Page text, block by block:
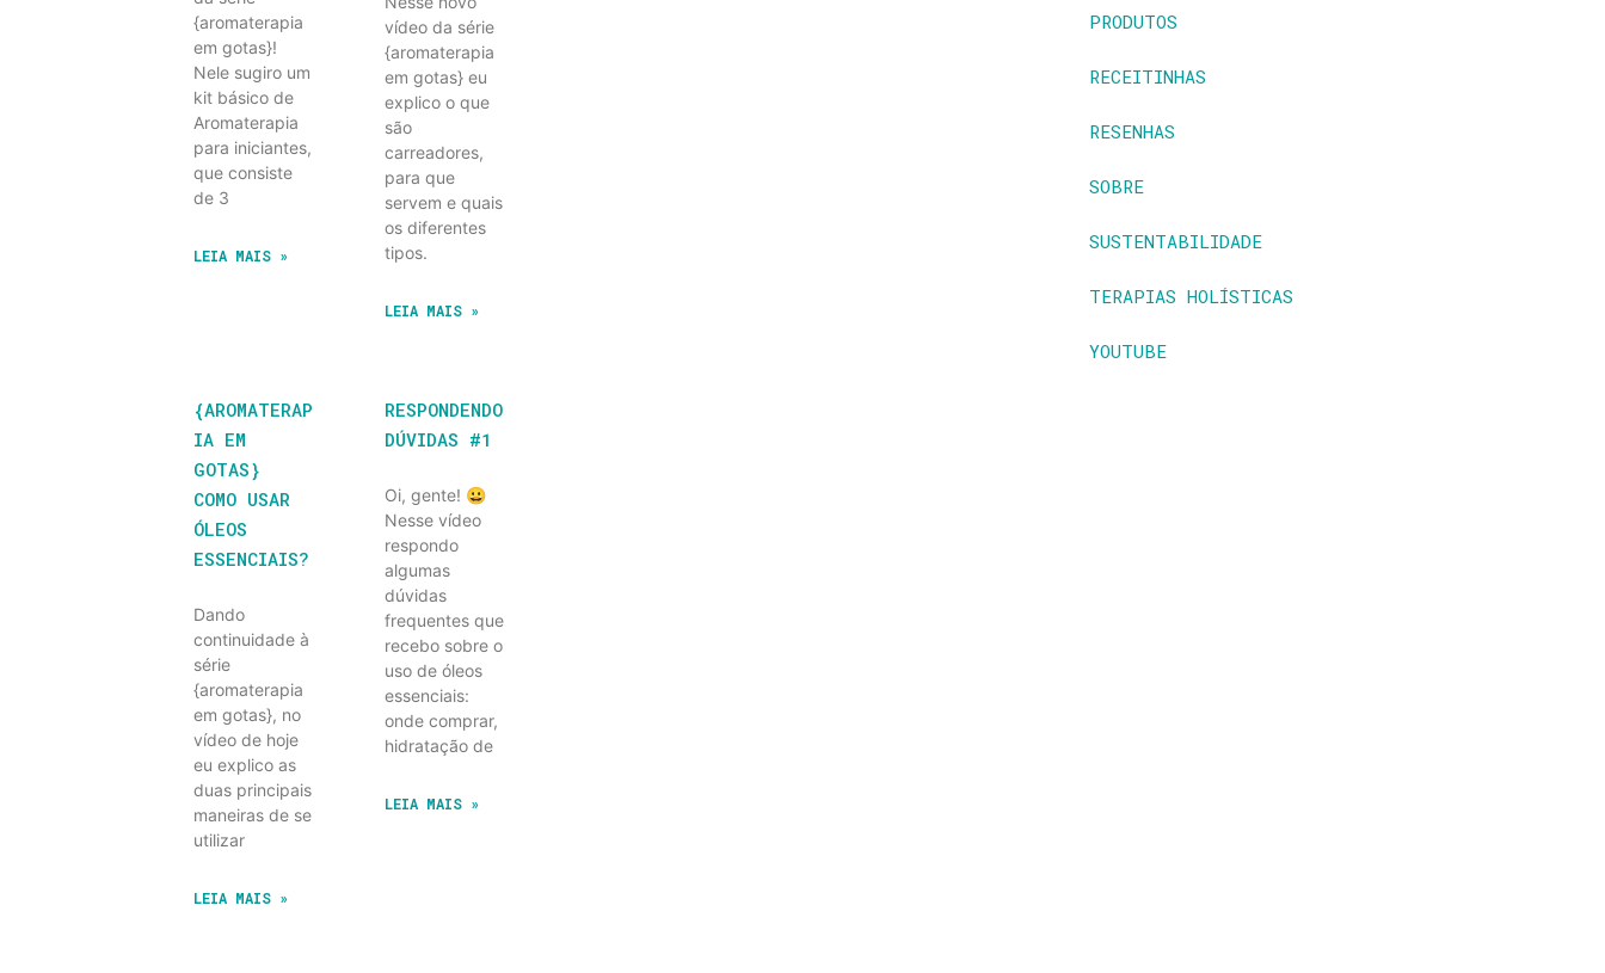
{aromaterapia
em gotas}!
Nele sugiro um
kit básico de
Aromaterapia
para iniciantes,
que consiste
de 3
LEIA MAIS »
vídeo da série
{aromaterapia
em gotas} eu
explico o que
são
carreadores,
para que
servem e quais
os diferentes
tipos.
LEIA MAIS »
{AROMATERAP
IA EM
GOTAS}
COMO USAR
ÓLEOS
ESSENCIAIS?
Dando
continuidade à
série
{aromaterapia
em gotas}, no
vídeo de hoje
eu explico as
duas principais
maneiras de se
utilizar
LEIA MAIS »
RESPONDENDO
DÚVIDAS #1
Oi, gente! 😀
Nesse vídeo
respondo
algumas
dúvidas
frequentes que
recebo sobre o
uso de óleos
essenciais:
onde comprar,
hidratação de
LEIA MAIS »
PRODUTOS
RECEITINHAS
RESENHAS
SOBRE
SUSTENTABILIDADE
TERAPIAS HOLÍSTICAS
YOUTUBE